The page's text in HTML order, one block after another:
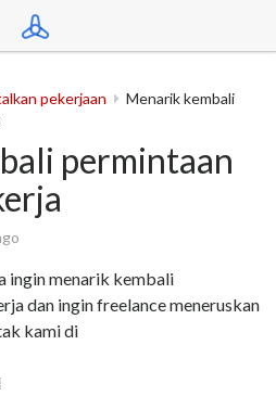
pekerjaan
Menarik kembali
permintaan
ingin menarik kembali
dan ingin freelance meneruskan
kami di